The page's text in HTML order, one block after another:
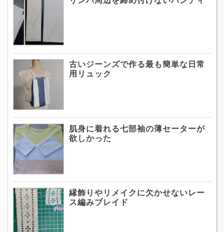
古いジーンズで作る最も簡単な日常
用リュック
肌身に着れる七部袖の薄セーターが
欲しかった
縁飾りやリメイクに欠かせないレー
ス編みブレイド